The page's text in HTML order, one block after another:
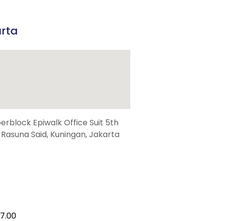
Epiwalk Office Suit 5th
Rasuna Said, Kuningan, Jakarta